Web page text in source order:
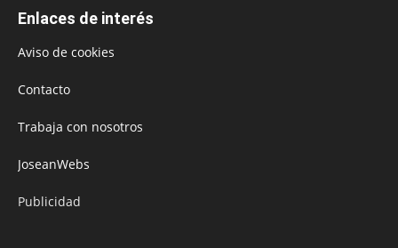
Enlaces de interés
Aviso de cookies
Contacto
Trabaja con nosotros
JoseanWebs
Publicidad